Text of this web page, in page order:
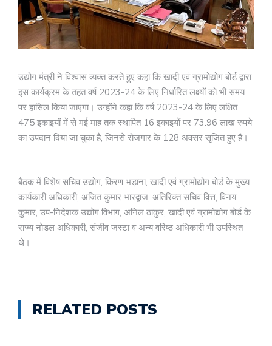
उद्योग मंत्री ने विश्वास व्यक्त करते हुए कहा कि खादी एवं ग्रामोद्योग बोर्ड द्वारा
इस कार्यक्रम के तहत वर्ष 2023-24 के लिए निर्धारित लक्ष्यों को भी समय
पर हासिल किया जाएगा। उन्होंने कहा कि वर्ष 2023-24 के लिए लक्षित
475 इकाइयों में से मई माह तक स्थापित 16 इकाइयों पर 73.96 लाख रुपये
का उपदान दिया जा चुका है, जिनसे रोजगार के 128 अवसर सृजित हुए हैं।
बैठक में विशेष सचिव उद्योग, किरण भड़ाना, खादी एवं ग्रामोद्योग बोर्ड के मुख्य
कार्यकारी अधिकारी, अजित कुमार भारद्वाज, अतिरिक्त सचिव वित्त, विनय
कुमार, उप-निदेशक उद्योग विभाग, अनिल ठाकुर, खादी एवं ग्रामोद्योग बोर्ड के
राज्य नोडल अधिकारी, संजीव जस्टा व अन्य वरिष्ठ अधिकारी भी उपस्थित
थे।
RELATED POSTS